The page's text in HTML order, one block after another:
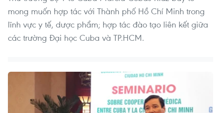
mong muốn hợp tác với Thành phố Hồ Chí Minh trong
lĩnh vực y tế, dược phẩm; hợp tác đào tạo liên kết giữa
các trường Đại học Cuba và TP.HCM.